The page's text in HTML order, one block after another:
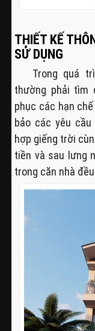
THIẾT KẾ
SỬ DỤNG
Trong quá
thường phải tìm
phục các hạn
bảo các yêu
hợp giếng trời
tiền và sau lưng
trong căn nhà